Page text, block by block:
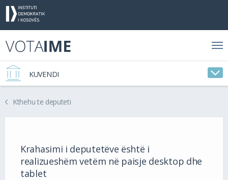
KUVENDI
Kthehu te deputeti
Krahasimi i deputetëve është i
realizueshëm vetëm në paisje desktop dhe
tablet